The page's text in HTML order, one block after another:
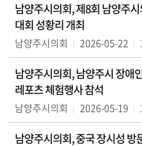
남양주시의회, 제8회 남양주
대회 성황리 개최
남양주시의회 2026-05-22
남양주시의회, 남양주시 장애
레포츠 체험행사 참석
남양주시의회 2026-05-19
남양주시의회, 중국 장시성 방